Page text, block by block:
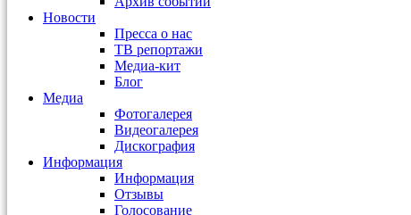
Новости
Пресса о нас
ТВ репортажи
Медиа-кит
Блог
Медиа
Фотогалерея
Видеогалерея
Дискография
Информация
Информация
Отзывы
Голосование